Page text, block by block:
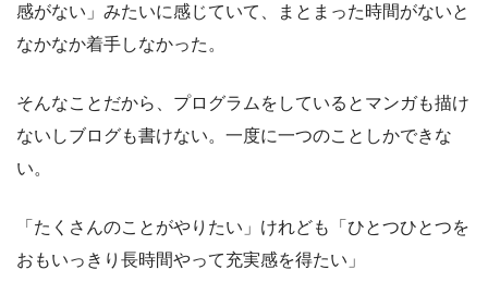
感がない」みたいに感じていて、まとまった時間がないと
なかなか着手しなかった。
そんなことだから、プログラムをしているとマンガも描け
ないしブログも書けない。一度に一つのことしかできな
い。
「たくさんのことがやりたい」けれども「ひとつひとつを
おもいっきり長時間やって充実感を得たい」